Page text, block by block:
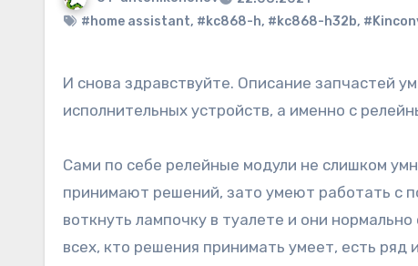
#home assistant, #kc868-h, #kc868-h32b,
И снова здравствуйте. Описание запчастей умного дома на базе оборудования Kincony начну с
исполнительных устройств, а именно с
Сами по себе релейные модули не слишком
принимают решений, зато умеют работать с
воткнуть лампочку в туалете и они
всех, кто решения принимать умеет, есть